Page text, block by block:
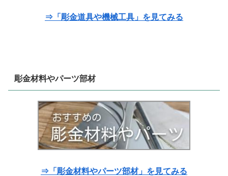
⇒「彫金道具や機械工具」を見てみる
彫金材料やパーツ部材
⇒「彫金材料やパーツ部材」を見てみる